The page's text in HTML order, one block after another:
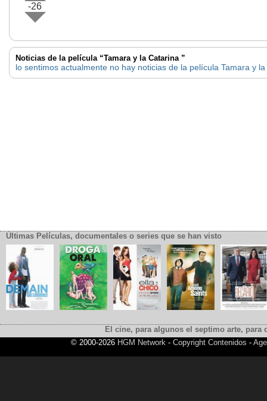
-26
Noticias de la película “Tamara y la Catarina ”
lo sentimos actualmente no hay noticias de la película Tamara y
Últimas Películas, documentales o series que se han visto
El cine, para algunos el septimo arte,
© 2000-2026 HGM Network- Copyright Contenidos -